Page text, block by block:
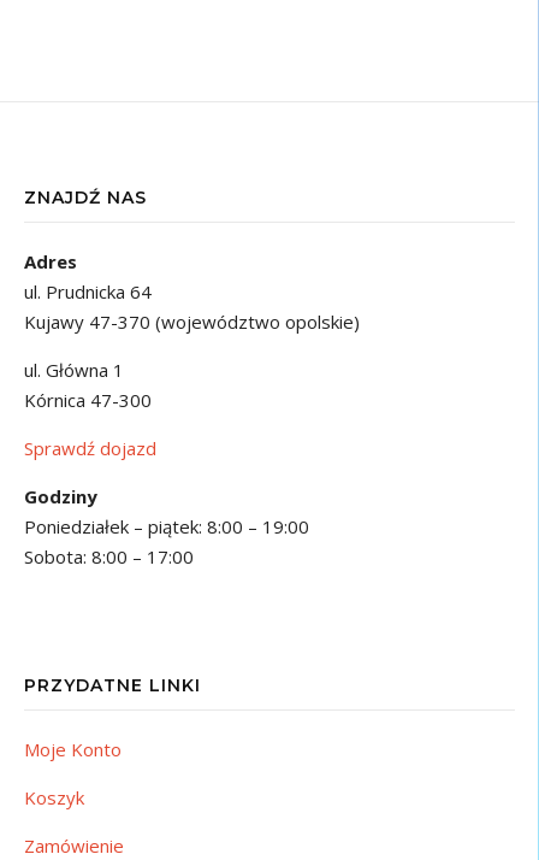
ZNAJDŹ NAS
Adres
ul. Prudnicka 64
Kujawy 47-370 (województwo opolskie)
ul. Główna 1
Kórnica 47-300
Sprawdź dojazd
Godziny
Poniedziałek – piątek: 8:00 – 19:00
Sobota: 8:00 – 17:00
PRZYDATNE LINKI
Moje Konto
Koszyk
Zamówienie